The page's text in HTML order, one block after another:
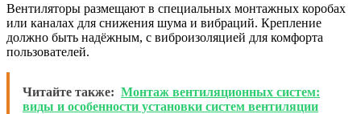
Вентиляторы размещают в специальных монтажных коробах
или каналах для снижения шума и вибраций. Крепление
должно быть надёжным, с виброизоляцией для комфорта
пользователей.
Читайте также: Монтаж вентиляционных систем:
виды и особенности установки систем вентиляции